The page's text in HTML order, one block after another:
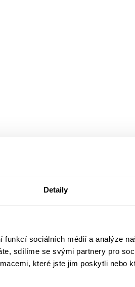
Detaily
funkcí sociálních médií a analýze
sdílíme se svými partnery pro
které jste jim poskytli nebo